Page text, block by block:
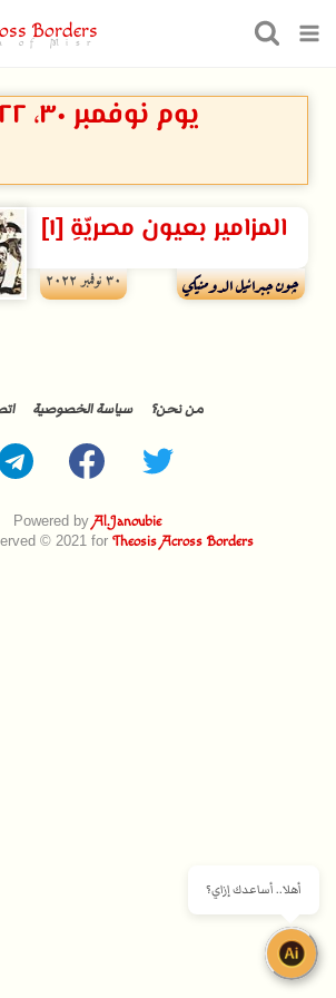
Borders
of Misr
يوم نوفمبر ۳۰، ۲۰۲۲
المزامير بعيون مصريّةِ [١]
چون جبرائيل الدومنيكي ۳۰ نوفمبر ۲۰۲۲
Powered byAl.Janoubie
© 2021 for Theosis Across Borders
من نحن؟ سياسة الخصوصية
أهلا.. أساعدك إزاي؟